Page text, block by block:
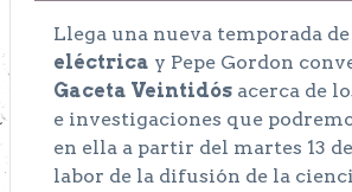
Llega una nueva temporada de
eléctrica y Pepe Gordon
Gaceta Veintidós acerca de
e investigaciones que
en ella a partir del martes 13
labor de la difusión de la